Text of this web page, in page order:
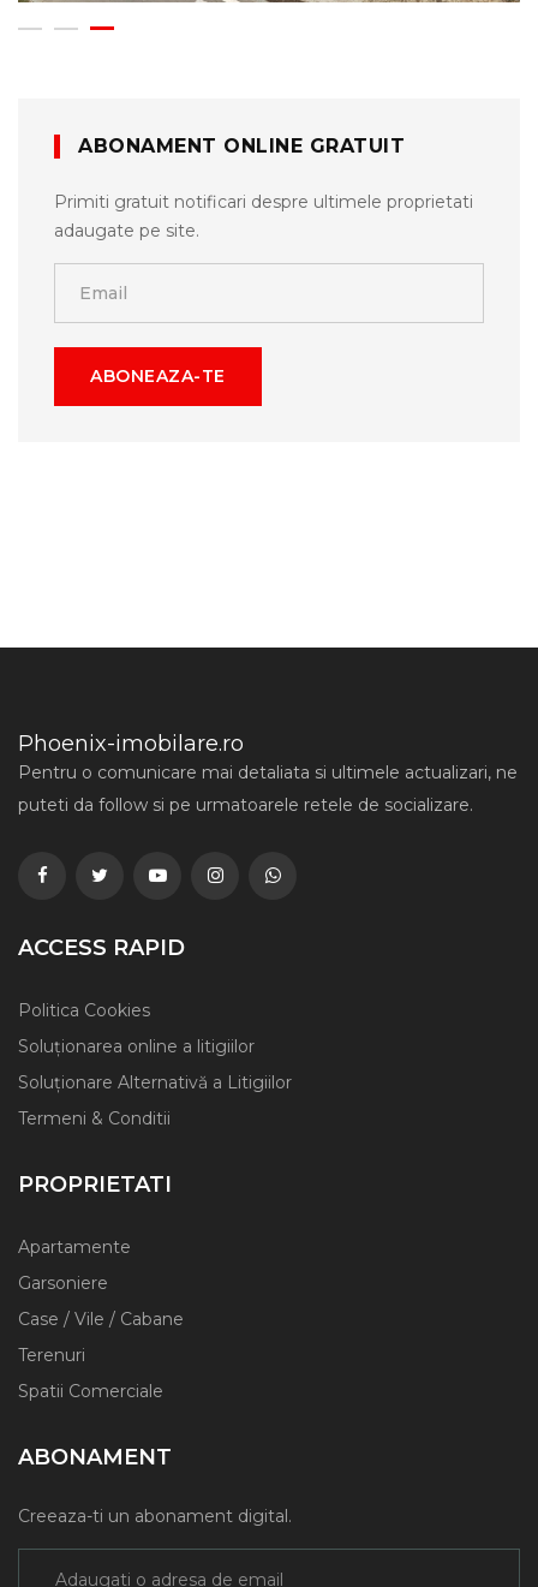
ABONAMENT ONLINE GRATUIT
Primiti gratuit notificari despre ultimele proprietati
adaugate pe site.
ABONEAZA-TE
Phoenix-imobilare.ro
Pentru o comunicare mai detaliata si ultimele actualizari, ne
puteti da follow si pe urmatoarele retele de socializare.
ACCESS RAPID
Politica Cookies
Soluționarea online a litigiilor
Soluționare Alternativă a Litigiilor
Termeni & Conditii
PROPRIETATI
Apartamente
Garsoniere
Case / Vile / Cabane
Terenuri
Spatii Comerciale
ABONAMENT
Creeaza-ti un abonament digital.